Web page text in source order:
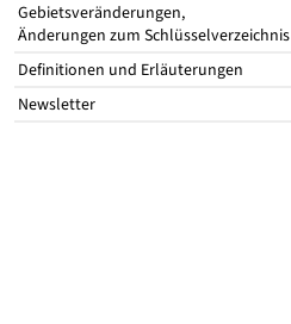
Gebietsveränderungen,
Änderungen zum Schlüsselverzeichnis
Definitionen und Erläuterungen
Newsletter